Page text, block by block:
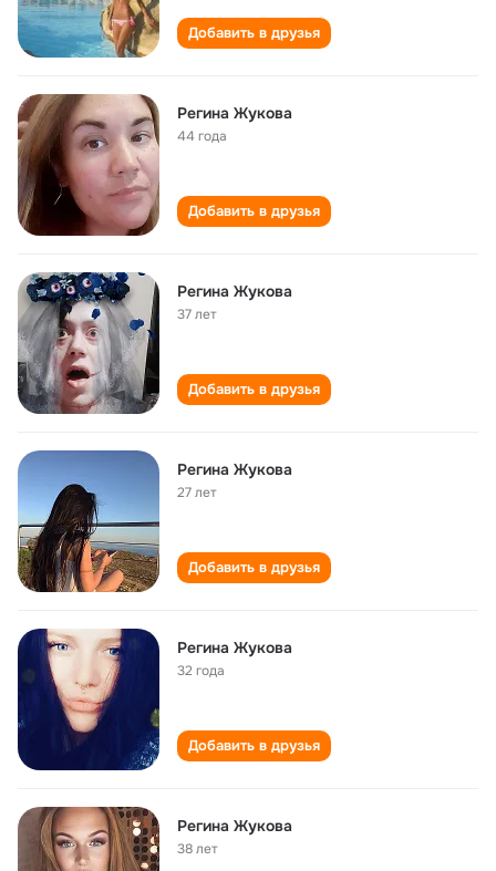
Добавить в друзья
Регина Жукова
44 года
Добавить в друзья
Регина Жукова
37 лет
Добавить в друзья
Регина Жукова
27 лет
Добавить в друзья
Регина Жукова
32 года
Добавить в друзья
Регина Жукова
38 лет